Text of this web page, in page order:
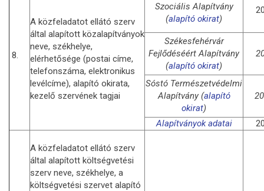
8.
A közfeladatot ellátó szerv
által alapított közalapítványok
neve, székhelye,
elérhetősége (postai címe,
telefonszáma, elektronikus
levélcíme), alapító okirata,
kezelő szervének tagjai
Szociális Alapítvány
(alapító okirat)
Székesfehérvár
Fejlődéséért Alapítvány
(alapító okirat)
Sóstó Természetvédelmi
Alapítvány (alapító
okirat)
Alapítványok adatai
A közfeladatot ellátó szerv
által alapított költségvetési
szerv neve, székhelye, a
költségvetési szervet alapító